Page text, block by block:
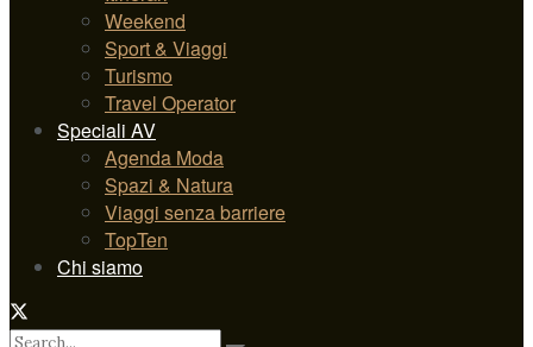
Weekend
Sport & Viaggi
Turismo
Travel Operator
Speciali AV
Agenda Moda
Spazi & Natura
Viaggi senza barriere
TopTen
Chi siamo